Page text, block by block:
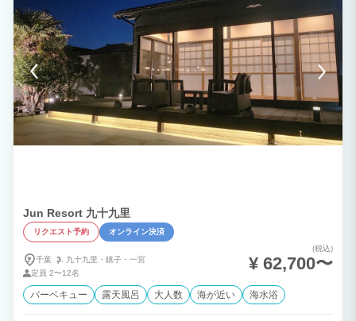
ます。 特徴③：スイートコテージ １⼈〜２⼈の宿泊可能な⼀⼾建てコテージ（ダブ
ルベッド×１）をベッドルームとして利用できます。 皆でパーティルームやアウトサイ
ドテラスで楽しく過ごし、就寝時はそれぞれのコテージでゆっくりとお休みすることが
出来ます。複数⼈のご家族様や友達グループ、プチ社員旅行に最適です！ ♦注意事項♦
ご宿泊者の方々、皆様が快適にお過ごし頂けるように22：00～7：00のクワイエット
タイムを設けております。その為、通常時は共用スペースである、パーティールームと
バスルームは23時には消灯・施錠を行う為、御利用時間はチエックイン～23：00まで
としておりますので、ご理解頂ければ幸いです。又、バスルームのご利用は翌日7時～
チエックアウトのお時間もご利用が可能です。
Jun Resort 九十九里
リクエスト予約 オンライン決済
千葉 九十九里・ 銚子・ 一宮
定員 2〜12名
(税込)
¥ 62,700〜
バーベキュー 露天風呂 大人数 海が近い 海水浴